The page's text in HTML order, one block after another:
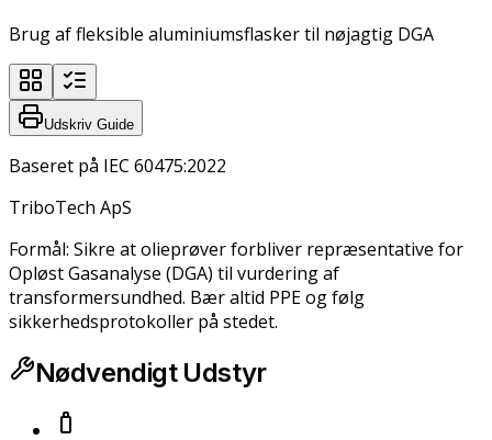
Brug af fleksible aluminiumsflasker til nøjagtig DGA
Udskriv Guide
Baseret på IEC 60475:2022
TriboTech ApS
Formål: Sikre at olieprøver forbliver repræsentative for
Opløst Gasanalyse (DGA) til vurdering af
transformersundhed. Bær altid PPE og følg
sikkerhedsprotokoller på stedet.
Nødvendigt Udstyr
Al